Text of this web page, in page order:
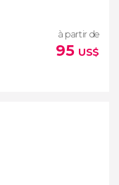
à partir de
95 US$